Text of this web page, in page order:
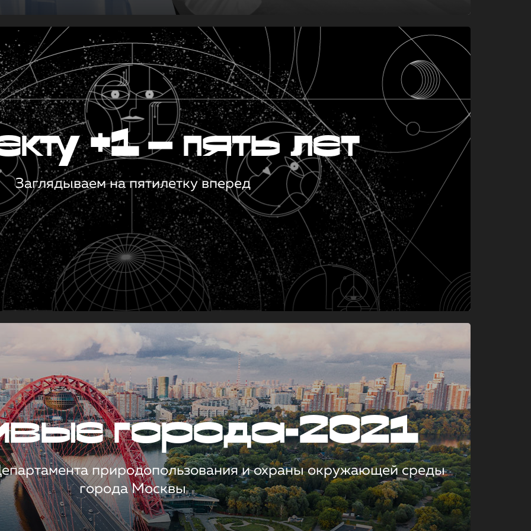
+1 — пять лет
Заглядываем на пятилетку вперед
города-2021
природопользования и охраны окружающей среды
города Москвы